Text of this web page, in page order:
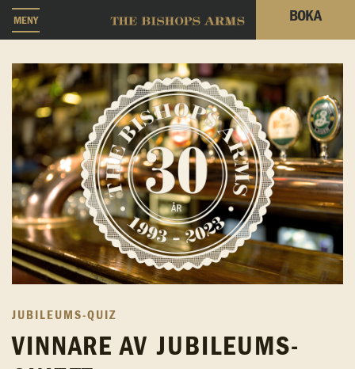
MENY BOKA
JUBILEUMS-QUIZ
VINNARE AV JUBILEUMS-